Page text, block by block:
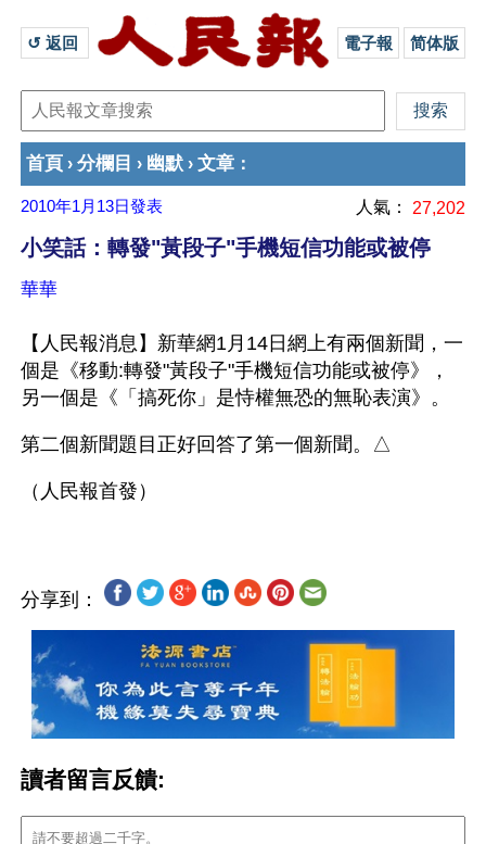
↺ 返回 電子報 简体版
首頁 › 分欄目 › 幽默 › 文章 ：
2010年1月13日發表 人氣： 27,202
小笑話：轉發"黃段子"手機短信功能或被停
華華
【人民報消息】新華網1月14日網上有兩個新聞，一
個是《移動:轉發"黃段子"手機短信功能或被停》，
另一個是《「搞死你」是恃權無恐的無恥表演》。
第二個新聞題目正好回答了第一個新聞。△
分享到：
讀者留言反饋: